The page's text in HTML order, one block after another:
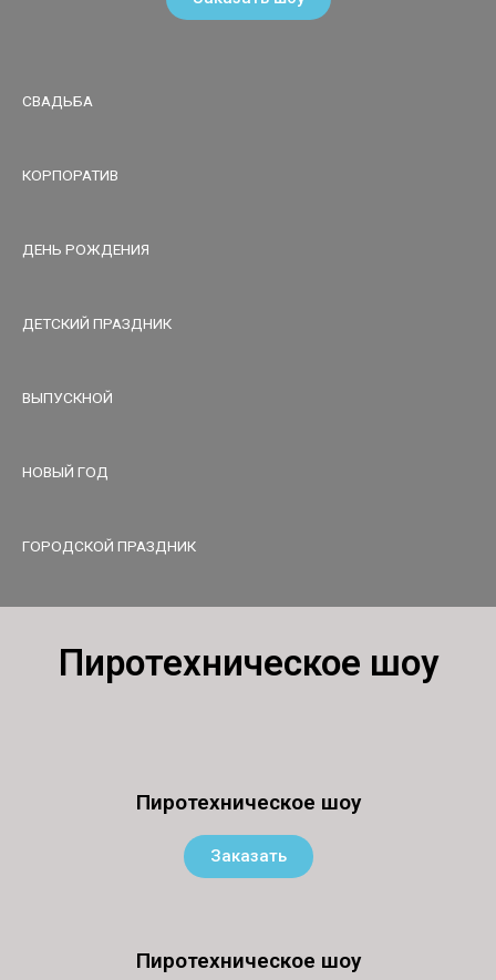
СВАДЬБА
КОРПОРАТИВ
ДЕНЬ РОЖДЕНИЯ
ДЕТСКИЙ ПРАЗДНИК
ВЫПУСКНОЙ
НОВЫЙ ГОД
ГОРОДСКОЙ ПРАЗДНИК
Пиротехническое шоу
Пиротехническое шоу
Заказать
Пиротехническое шоу